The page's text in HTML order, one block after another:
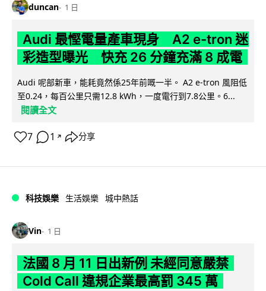
duncan 1 日
Audi 最慳電量產車現身 A2 e-tron 迷
彩造型曝光 快充 26 分鐘充滿 8 成電
Audi 呢部新車，能耗竟然係25年前嘅一半。 A2 e-tron 風阻低
至0.24，每百公里只需12.8 kWh，一度電行到7.8公里。6...
閱讀全文
7 1 ↗ 分享
科技娛樂 生活娛樂 城中熱話
Vin 1 日
法國 8 月 11 日出新例 未經同意嚴禁
Cold Call 違規企業最高罰 345 萬